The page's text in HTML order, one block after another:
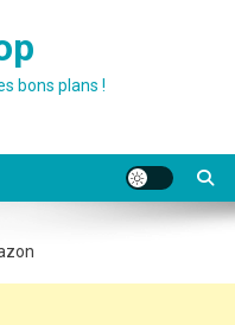
bons plans !